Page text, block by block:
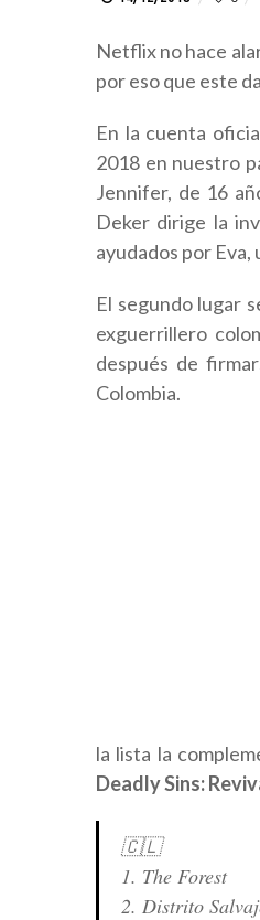
Netflix no hace
por eso que este
En la cuenta
2018 en nuestro
Jennifer, de 16
Deker dirige la
ayudados por
El segundo lugar
exguerrillero
después de
Colombia.
la lista la
Deadly Sins:
🇨🇱
1. The Forest
2. Distrito